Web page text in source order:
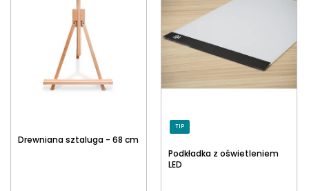
Drewniana sztaluga - 68 cm
TIP
Podkładka z oświetleniem
LED